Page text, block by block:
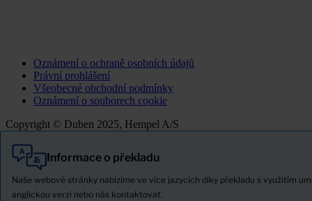
Oznámení o ochraně osobních údajů
Právní prohlášení
Všeobecné obchodní podmínky
Oznámení o souborech cookie
Copyright © Duben 2025, Hempel A/S
Informace o překladu
Naše webové stránky nabízíme ve více jazycích díky překladu s využitím
anglickou verzi nebo nás kontaktovat.
Vše
Produkty